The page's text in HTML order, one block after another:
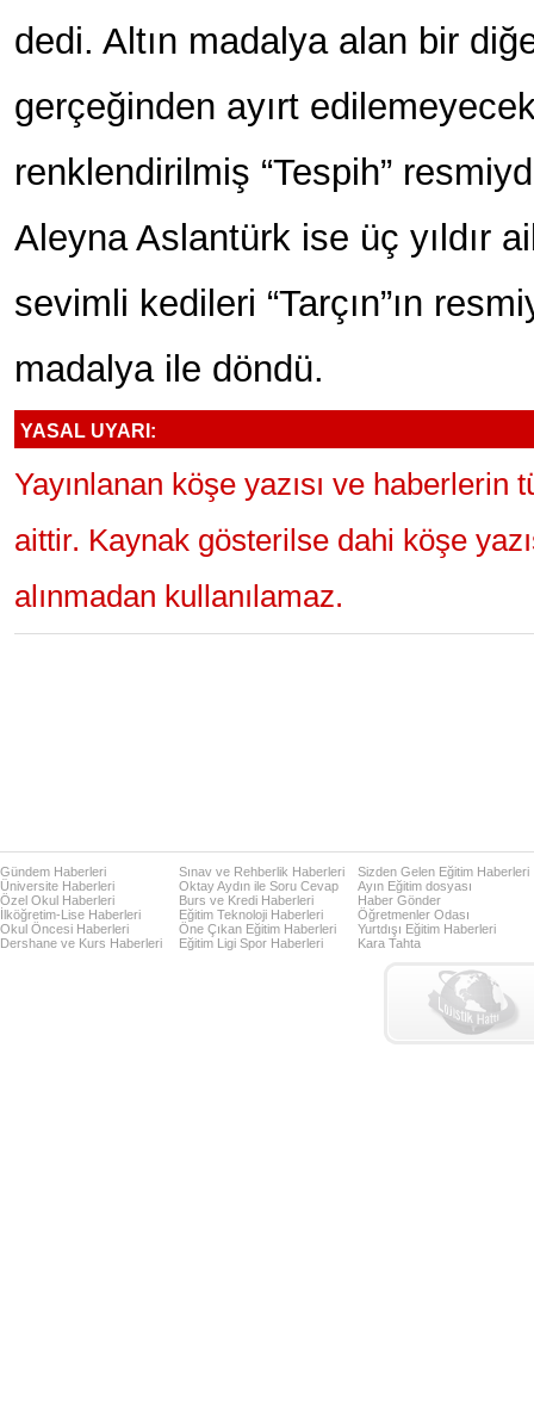
dedi. Altın madalya alan bir
gerçeğinden ayırt
renklendirilmiş “Tespih”
Aleyna Aslantürk ise üç yıldır
sevimli kedileri “Tarçın”ın
madalya ile döndü.
YASAL UYARI:
Yayınlanan köşe yazısı ve haberlerin
aittir. Kaynak gösterilse dahi köşe
alınmadan kullanılamaz.
Gündem Haberleri
Üniversite Haberleri
Özel Okul Haberleri
İlköğretim-Lise Haberleri
Okul Öncesi Haberleri
Dershane ve Kurs Haberleri
Sınav ve Rehberlik Haberleri
Oktay Aydın ile Soru Cevap
Burs ve Kredi Haberleri
Eğitim Teknoloji Haberleri
Öne Çıkan Eğitim Haberleri
Eğitim Ligi Spor Haberleri
Sizden Gelen Eğitim Haberleri
Ayın Eğitim dosyası
Haber Gönder
Öğretmenler Odası
Yurtdışı Eğitim Haberleri
Kara Tahta